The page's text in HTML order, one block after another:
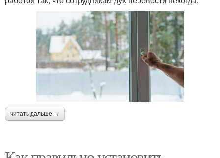
читать дальше →